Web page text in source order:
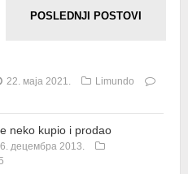
POSLEDNJI POSTOVI
22. маја 2021.
Limundo
neko kupio i prodao
децембра 2013.